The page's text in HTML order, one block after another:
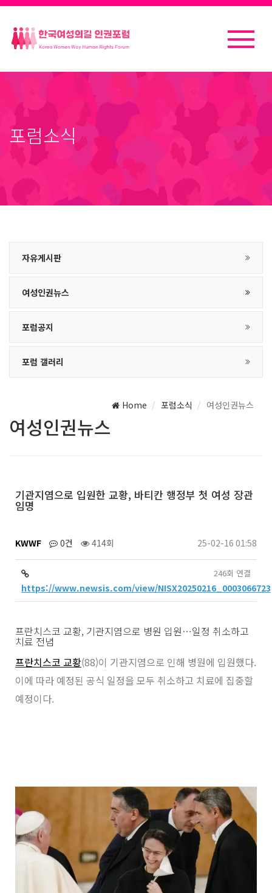
포럼소식
자유게시판
여성인권뉴스
포럼공지
포럼 갤러리
Home 포럼소식 여성인권뉴스
여성인권뉴스
기관지염으로 입원한 교황, 바티칸 행정부 첫 여성 장관
임명
KWWF 0건 414회 25-02-16 01:58
https://www.newsis.com/view/NISX20250216_0003066723
246회 연결
프란치스코 교황, 기관지염으로 병원 입원…일정 취소하고
치료 전념
프란치스코 교황(88)이 기관지염으로 인해 병원에 입원했다.
이에 따라 예정된 공식 일정을 모두 취소하고 치료에 집중할
예정이다.